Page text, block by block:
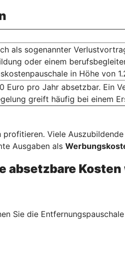
als sogenannter
oder einem
in Höhe von
Euro pro Jahr absetzbar. Ein
greift häufig bei einem
Viele
Ausgaben als
absetzbare
Sie die